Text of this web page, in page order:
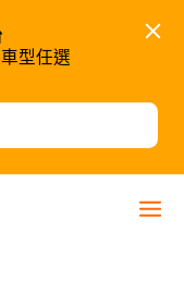
型任選